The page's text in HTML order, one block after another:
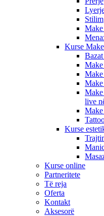
Stilim
Kurse
Make
Make
live
Kurse
Kurse online
Partneritete
Të reja
Oferta
Kontakt
Aksesorë